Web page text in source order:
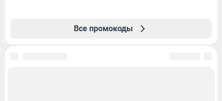
Все промокоды